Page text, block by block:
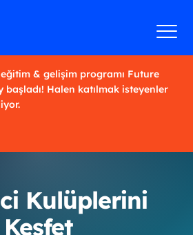
eğitim & gelişim programı Future
başladı! Halen katılmak isteyenler
Kulüplerini
Keşfet